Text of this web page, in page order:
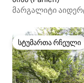
მარგალიტი
სტუმართა რჩეული
სტუმართა რჩეული